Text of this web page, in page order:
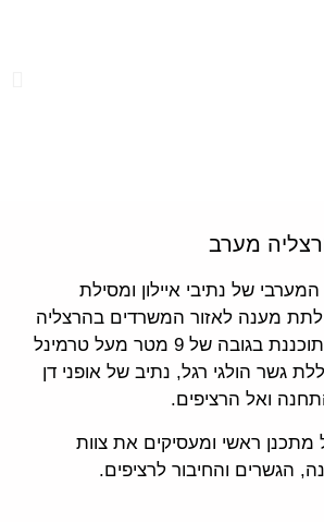
מערב
של נתיבי איילון ומסילת
מענה לאזור המשרדים בהרצליה
פיתוח. התחנה מתוכננת בגובה של 9 מטר מעל טרמינל
גשר הולגי רגל, נתיב של אופני דן
ואל הרציפים.
ראשי ומעסיקים את צוות
הגשרים והחיבור לרציפים.